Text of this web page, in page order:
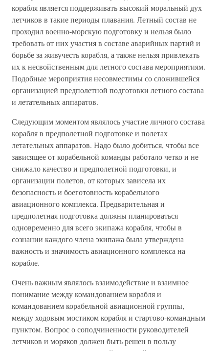
корабля является поддерживать высокий моральный дух
летчиков в такие периоды плавания. Летный состав не
проходил военно-морскую подготовку и нельзя было
требовать от них участия в составе аварийных партий и
борьбе за живучесть корабля, а также нельзя привлекать
их к несвойственным для летного состава мероприятиям.
Подобные мероприятия несовместимы со сложившейся
организацией предполетной подготовки летного состава
и летательных аппаратов.
Следующим моментом являлось участие личного состава
корабля в предполетной подготовке и полетах
летательных аппаратов. Надо было добиться, чтобы все
зависящее от корабельной команды работало четко и не
снижало качество и предполетной подготовки, и
организации полетов, от которых зависела их
безопасность и боеготовность корабельного
авиационного комплекса. Предварительная и
предполетная подготовка должны планироваться
одновременно для всего экипажа корабля, чтобы в
сознании каждого члена экипажа была утверждена
важность и значимость авиационного комплекса на
корабле.
Очень важным являлось взаимодействие и взаимное
понимание между командованием корабля и
командованием корабельной авиационной группы,
между ходовым мостиком корабля и стартово-командным
пунктом. Вопрос о соподчиненности руководителей
летчиков и моряков должен быть решен в пользу